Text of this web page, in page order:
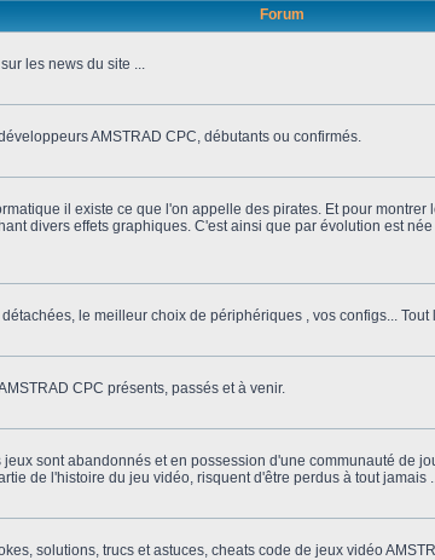
Forum
les news du site ...
AMSTRAD CPC, débutants ou confirmés.
il existe ce que l'on appelle des pirates. Et pour
divers effets graphiques. C'est ainsi que par évolution est
le meilleur choix de périphériques , vos configs... Tout
CPC présents, passés et à venir.
jeux sont abandonnés et en possession d'une communauté de
de l'histoire du jeu vidéo, risquent d'être perdus à tout jamais
solutions, trucs et astuces, cheats code de jeux vidéo